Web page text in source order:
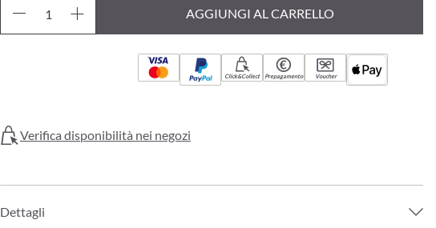
AGGIUNGI AL CARRELLO
Click&Collect Prepagamento Voucher
Verifica disponibilità nei negozi
Dettagli